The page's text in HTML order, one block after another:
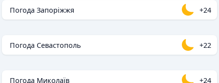
Погода Запоріжжя +24
Погода Севастополь +22
Погода Миколаїв +24